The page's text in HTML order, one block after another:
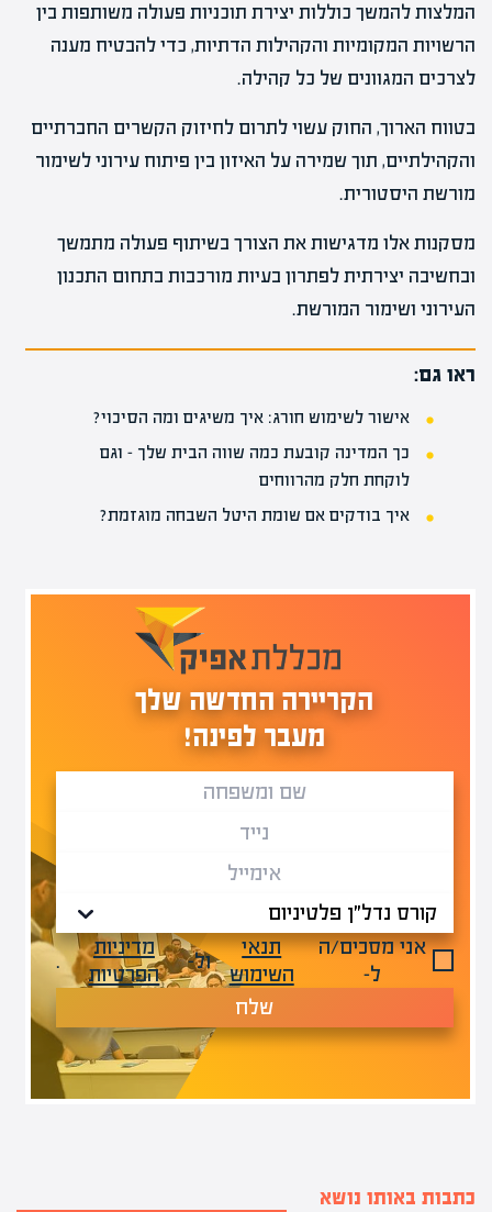
המלצות להמשך כוללות יצירת תוכניות פעולה משותפות בין
הרשויות המקומיות והקהילות הדתיות, כדי להבטיח מענה
לצרכים המגוונים של כל קהילה.
בטווח הארוך, החוק עשוי לתרום לחיזוק הקשרים החברתיים
והקהילתיים, תוך שמירה על האיזון בין פיתוח עירוני לשימור
מורשת היסטורית.
מסקנות אלו מדגישות את הצורך בשיתוף פעולה מתמשך
ובחשיבה יצירתית לפתרון בעיות מורכבות בתחום התכנון
העירוני ושימור המורשת.
ראו גם:
אישור לשימוש חורג: איך משיגים ומה הסיכוי?
כך המדינה קובעת כמה שווה הבית שלך – וגם
לוקחת חלק מהרווחים
איך בודקים אם שומת היטל השבחה מוגזמת?
הקריירה החדשה שלך
מעבר לפינה!
אני מסכים/ה
ל-
תנאי
השימוש
ול-
מדיניות
הפרטיות
.
שלח
כתבות באותו נושא